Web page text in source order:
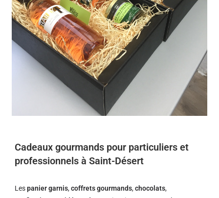
Cadeaux gourmands pour particuliers et
professionnels à Saint-Désert
Lespanier garnis,coffrets gourmands,chocolats,